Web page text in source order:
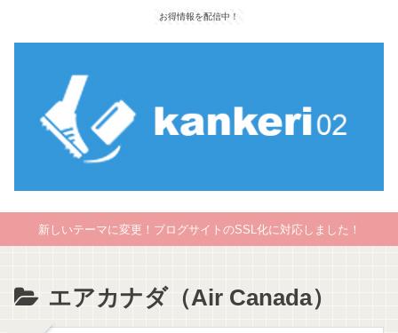
お得情報を配信中！
新しいテーマに変更！ブログサイトのSSL化に対応しました！
エアカナダ（Air Canada）